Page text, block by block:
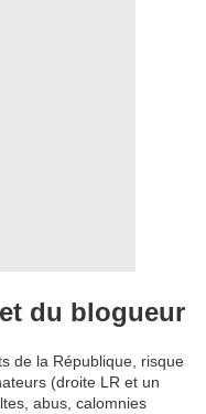
du blogueur
de la République, risque
(droite LR et un
abus, calomnies